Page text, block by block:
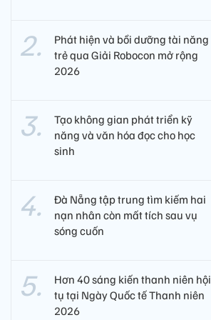
Phát hiện và bồi dưỡng tài năng
trẻ qua Giải Robocon mở rộng
2026
Tạo không gian phát triển kỹ
năng và văn hóa đọc cho học
sinh
Đà Nẵng tập trung tìm kiếm hai
nạn nhân còn mất tích sau vụ
sóng cuốn
Hơn 40 sáng kiến thanh niên hội
tụ tại Ngày Quốc tế Thanh niên
2026